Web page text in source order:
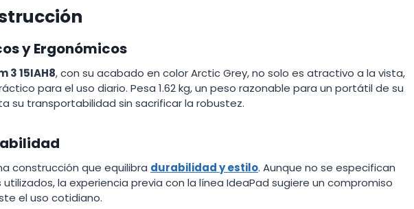
y Ergonómicos
3 15IAH8, con su acabado en color Arctic Grey, no solo es atractivo a la vista,
para el uso diario. Pesa 1.62 kg, un peso razonable para un portátil de su
su transportabilidad sin sacrificar la robustez.
construcción que equilibra durabilidad y estilo. Aunque no se especifican
la experiencia previa con la línea IdeaPad sugiere un compromiso
el uso cotidiano.